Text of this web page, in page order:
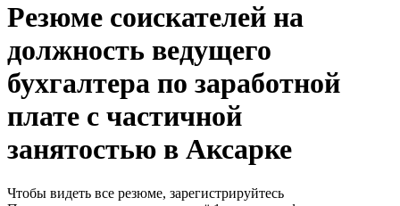
Резюме соискателей на
должность ведущего
бухгалтера по заработной
плате с частичной
занятостью в Аксарке
Чтобы видеть все резюме, зарегистрируйтесь